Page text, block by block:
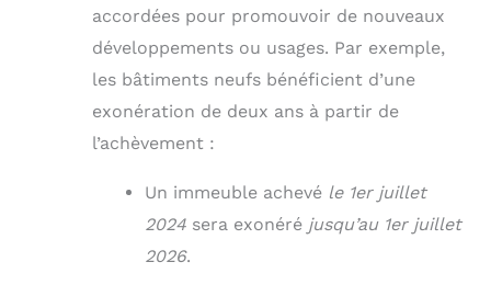
accordées pour promouvoir de nouveaux
développements ou usages. Par exemple,
les bâtiments neufs bénéficient d’une
exonération de deux ans à partir de
l’achèvement :
Un immeuble achevé le 1er juillet
2024 sera exonéré jusqu’au 1er juillet
2026.